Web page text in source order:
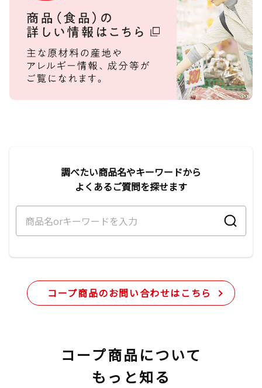
調べたい商品名やキーワードから
よくあるご質問を探せます
コープ商品のお問い合わせはこちら
コープ商品について
もっと知る